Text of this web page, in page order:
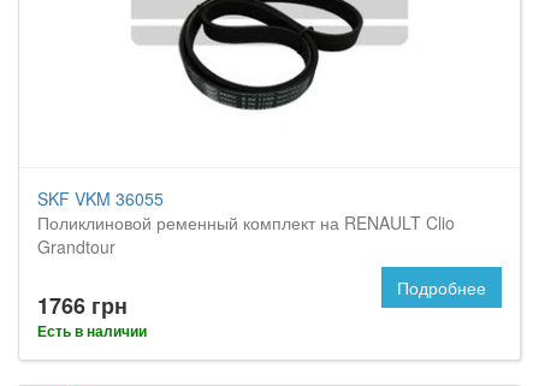
SKF VKM 36055
Поликлиновой ременный комплект на RENAULT Clio
Grandtour
1766 грн
Есть в наличии
Подробнее